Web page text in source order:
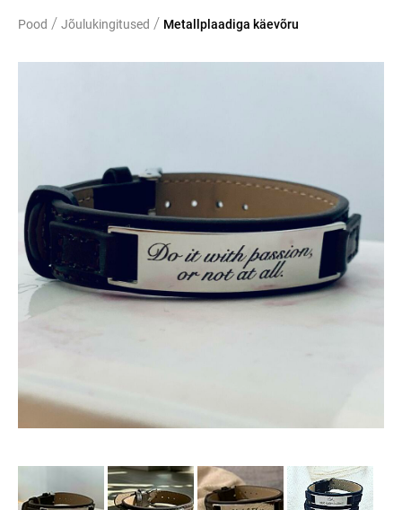
Pood / Jõulukingitused / Metallplaadiga käevõru